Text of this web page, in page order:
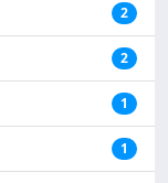
2
2
1
1